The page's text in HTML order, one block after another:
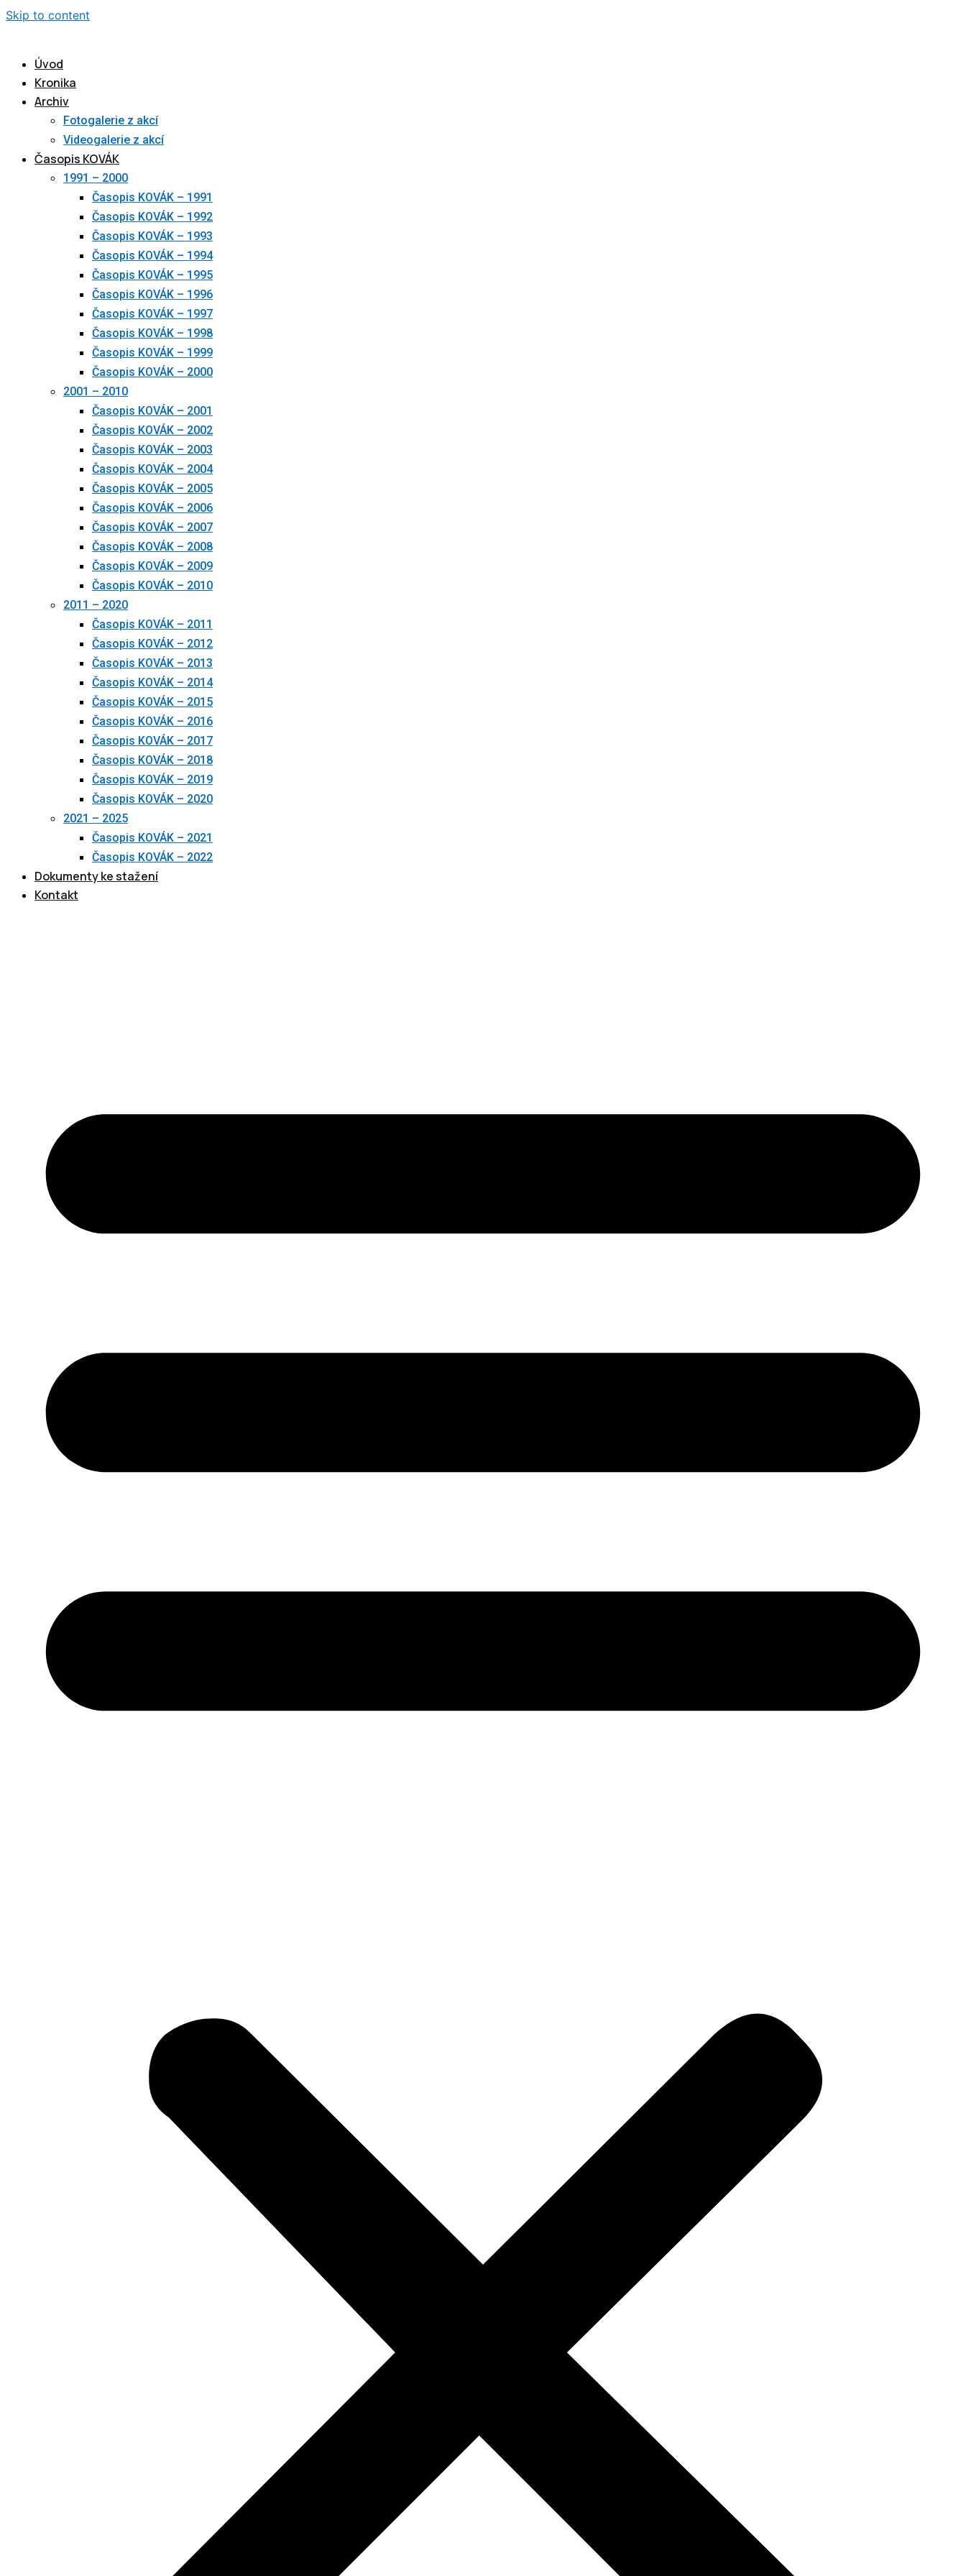
Skip to content
Úvod
Kronika
Archiv
Fotogalerie z akcí
Videogalerie z akcí
Časopis KOVÁK
1991 – 2000
Časopis KOVÁK – 1991
Časopis KOVÁK – 1992
Časopis KOVÁK – 1993
Časopis KOVÁK – 1994
Časopis KOVÁK – 1995
Časopis KOVÁK – 1996
Časopis KOVÁK – 1997
Časopis KOVÁK – 1998
Časopis KOVÁK – 1999
Časopis KOVÁK – 2000
2001 – 2010
Časopis KOVÁK – 2001
Časopis KOVÁK – 2002
Časopis KOVÁK – 2003
Časopis KOVÁK – 2004
Časopis KOVÁK – 2005
Časopis KOVÁK – 2006
Časopis KOVÁK – 2007
Časopis KOVÁK – 2008
Časopis KOVÁK – 2009
Časopis KOVÁK – 2010
2011 – 2020
Časopis KOVÁK – 2011
Časopis KOVÁK – 2012
Časopis KOVÁK – 2013
Časopis KOVÁK – 2014
Časopis KOVÁK – 2015
Časopis KOVÁK – 2016
Časopis KOVÁK – 2017
Časopis KOVÁK – 2018
Časopis KOVÁK – 2019
Časopis KOVÁK – 2020
2021 – 2025
Časopis KOVÁK – 2021
Časopis KOVÁK – 2022
Dokumenty ke stažení
Kontakt